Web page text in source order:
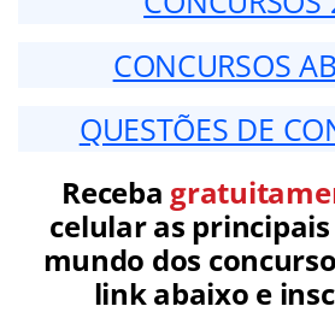
CONCURSOS
QUESTÕES DE
Receba
celular as
mundo dos
link abaixo e